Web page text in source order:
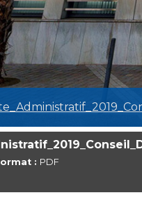
: PDF